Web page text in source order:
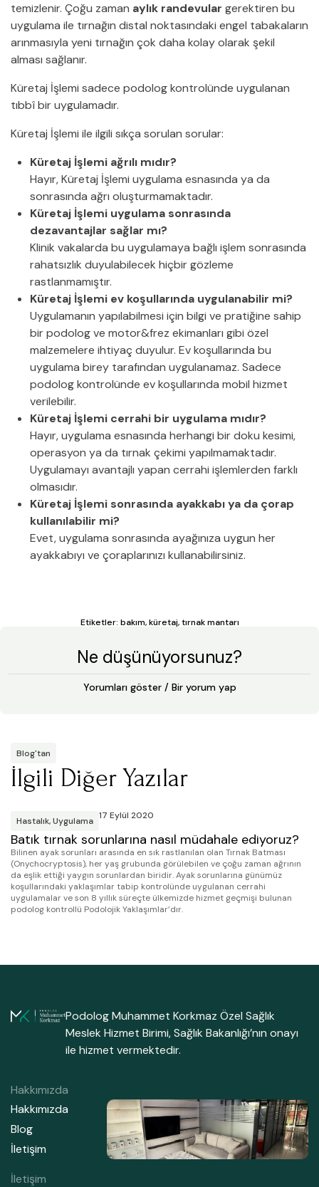
temizlenir. Çoğu zaman aylık randevular gerektiren bu
uygulama ile tırnağın distal noktasındaki engel tabakaların
arınmasıyla yeni tırnağın çok daha kolay olarak şekil
alması sağlanır.
Küretaj İşlemi sadece podolog kontrolünde uygulanan
tıbbî bir uygulamadır.
Küretaj İşlemi ile ilgili sıkça sorulan sorular:
Küretaj İşlemi ağrılı mıdır?
Hayır, Küretaj İşlemi uygulama esnasında ya da
sonrasında ağrı oluşturmamaktadır.
Küretaj İşlemi uygulama sonrasında
dezavantajlar sağlar mı?
Klinik vakalarda bu uygulamaya bağlı işlem sonrasında
rahatsızlık duyulabilecek hiçbir gözleme
rastlanmamıştır.
Küretaj İşlemi ev koşullarında uygulanabilir mi?
Uygulamanın yapılabilmesi için bilgi ve pratiğine sahip
bir podolog ve motor&frez ekimanları gibi özel
malzemelere ihtiyaç duyulur. Ev koşullarında bu
uygulama birey tarafından uygulanamaz. Sadece
podolog kontrolünde ev koşullarında mobil hizmet
verilebilir.
Küretaj İşlemi cerrahi bir uygulama mıdır?
Hayır, uygulama esnasında herhangi bir doku kesimi,
operasyon ya da tırnak çekimi yapılmamaktadır.
Uygulamayı avantajlı yapan cerrahi işlemlerden farklı
olmasıdır.
Küretaj İşlemi sonrasında ayakkabı ya da çorap
kullanılabilir mi?
Evet, uygulama sonrasında ayağınıza uygun her
ayakkabıyı ve çoraplarınızı kullanabilirsiniz.
Etiketler: bakım,küretaj,tırnak mantarı
Ne düşünüyorsunuz?
Yorumları göster / Bir yorum yap
Blog'tan
İlgili Diğer Yazılar
Hastalık,Uygulama 17 Eylül 2020
Batık tırnak sorunlarına nasıl müdahale ediyoruz?
Bilinen ayak sorunları arasında en sık rastlanılan olan Tırnak Batması
(Onychocryptosis), her yaş grubunda görülebilen ve çoğu zaman ağrının
da eşlik ettiği yaygın sorunlardan biridir. Ayak sorunlarına günümüz
koşullarındaki yaklaşımlar tabip kontrolünde uygulanan cerrahi
uygulamalar ve son 8 yıllık süreçte ülkemizde hizmet geçmişi bulunan
podolog kontrollü Podolojik Yaklaşımlar’dır.
Podolog Muhammet Korkmaz Özel Sağlık
Meslek Hizmet Birimi, Sağlık Bakanlığı’nın onayı
ile hizmet vermektedir.
Hakkımızda
Hakkımızda
Blog
İletişim
İletişim